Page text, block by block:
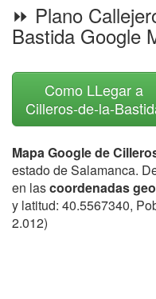
⏩ Plano
Bastida Google
Como LLegar a
Cilleros-de-la-
Mapa Google de
estado de Salamanca.
en lascoordenadas
y latitud: 40.5567340,
2.012)